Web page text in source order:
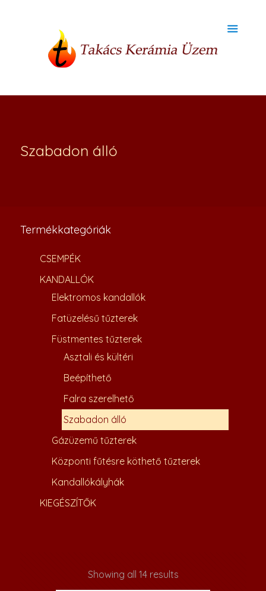
Szabadon álló
Showing all 14 results
Termékkategóriák
CSEMPÉK
KANDALLÓK
Elektromos kandallók
Fatüzelésű tűzterek
Füstmentes tűzterek
Asztali és kültéri
Beépíthető
Falra szerelhető
Szabadon álló
Gázüzemű tűzterek
Központi fűtésre köthető tűzterek
Kandallókályhák
KIEGÉSZÍTŐK